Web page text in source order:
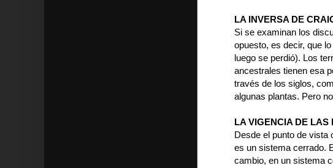
LA INVERSA DE
Si se examinan los
opuesto, es decir, que
luego se perdió). Los
ancestrales tienen esa
través de los siglos,
algunas plantas. Pero
LA VIGENCIA DE LAS
Desde el punto de vista
es un sistema cerrado.
cambio, en un sistema